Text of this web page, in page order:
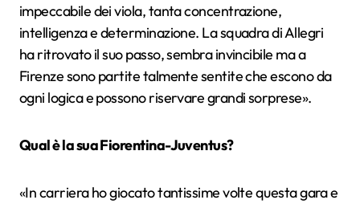
impeccabile dei viola, tanta concentrazione,
intelligenza e determinazione. La squadra di Allegri
ha ritrovato il suo passo, sembra invincibile ma a
Firenze sono partite talmente sentite che escono da
ogni logica e possono riservare grandi sorprese».
Qual è la sua Fiorentina-Juventus?
«In carriera ho giocato tantissime volte questa gara e